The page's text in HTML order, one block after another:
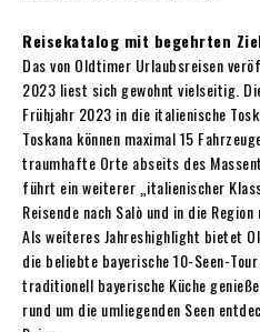
Reisekatalog mit begehrten
Das von Oldtimer Urlaubsreisen
2023 liest sich gewohnt vielseitig.
Frühjahr 2023 in die italienische
Toskana können maximal 15
traumhafte Orte abseits des
führt ein weiterer „italienischer
Reisende nach Salò und in die
Als weiteres Jahreshighlight bietet
die beliebte bayerische 10-Seen-
traditionell bayerische Küche
rund um die umliegenden Seen